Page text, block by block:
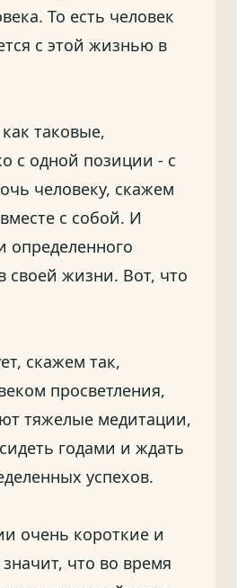
То есть человек
с этой жизнью в
таковые,
с одной позиции - с
человеку, скажем
с собой. И
определенного
своей жизни. Вот, что
скажем так,
просветления,
тяжелые медитации,
годами и ждать
успехов.
очень короткие и
что во время